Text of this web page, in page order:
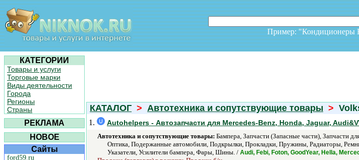
Пример:
КАТЕГОРИИ
Товары и услуги
Торговые марки
Виды деятельности
Города
Регионы
Страны
РЕКЛАМА
НОВОЕ
Сайты
ford59.ru
КАТАЛОГ > Автотехника и сопутствующие товары >
1.
Autohelpers - Автозапчасти для Mercedes-Benz, Honda, Jaguar,
Автотехника и сопутствующие товары: Бампера, Запчасти (Запасные части), Запчасти
Оптика, Подержанные автомобили, Подкрылки, Прокладки, Пружины, Радиаторы,
Указатели, Усилители бампера, Фары, Шины. / Audi, Febi, Foton, GoodYear, Hella,